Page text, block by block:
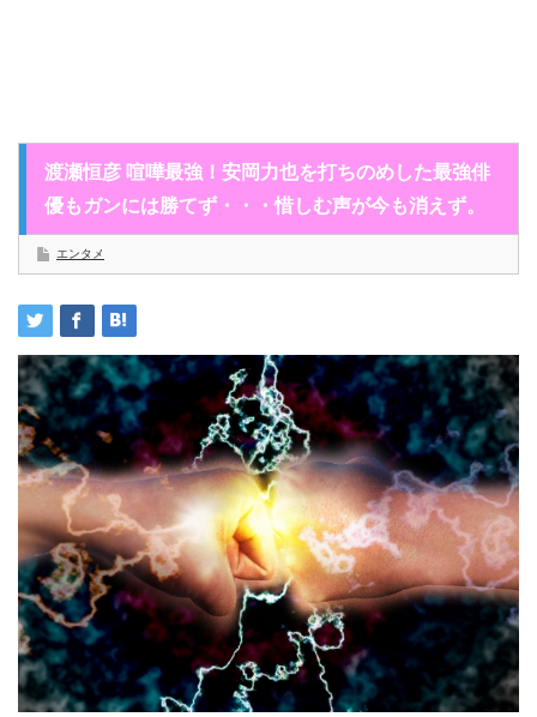
渡瀬恒彦 喧嘩最強！安岡力也を打ちのめした最強俳
優もガンには勝てず・・・惜しむ声が今も消えず。
エンタメ